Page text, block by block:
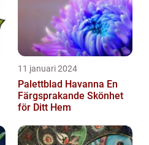
11 januari 2024
Palettblad Havanna En
Färgsprakande Skönhet
för Ditt Hem